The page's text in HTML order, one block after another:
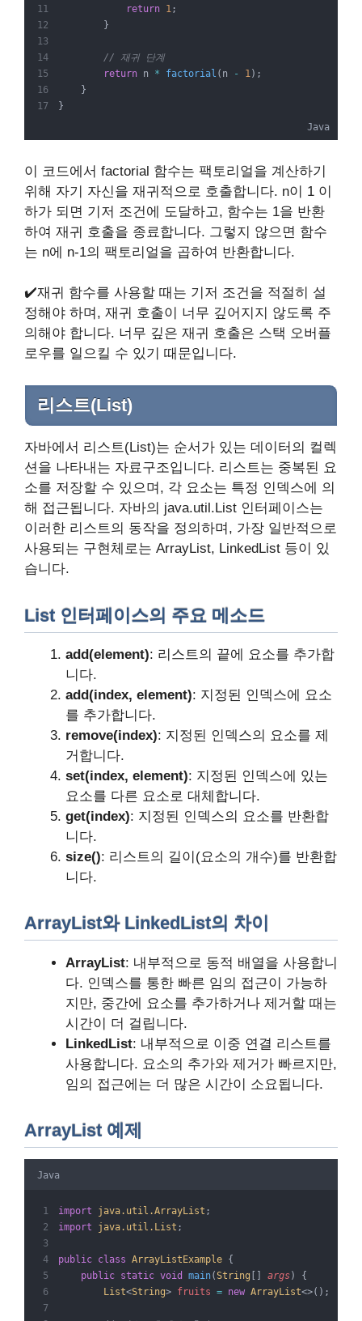
return 1;
        }
// 재귀 단계
return n * factorial (n - 1);
    }
}
Java
이 코드에서 factorial 함수는 팩토리얼을 계산하기
위해 자기 자신을 재귀적으로 호출합니다. n이 1 이
하가 되면 기저 조건에 도달하고, 함수는 1을 반환
하여 재귀 호출을 종료합니다. 그렇지 않으면 함수
는 n에 n-1의 팩토리얼을 곱하여 반환합니다.
✔️재귀 함수를 사용할 때는 기저 조건을 적절히 설
정해야 하며, 재귀 호출이 너무 깊어지지 않도록 주
의해야 합니다. 너무 깊은 재귀 호출은 스택 오버플
로우를 일으킬 수 있기 때문입니다.
리스트(List)
자바에서 리스트(List)는 순서가 있는 데이터의 컬렉
션을 나타내는 자료구조입니다. 리스트는 중복된 요
소를 저장할 수 있으며, 각 요소는 특정 인덱스에 의
해 접근됩니다. 자바의 java.util.List 인터페이스는
이러한 리스트의 동작을 정의하며, 가장 일반적으로
사용되는 구현체로는 ArrayList, LinkedList 등이 있
습니다.
List 인터페이스의 주요 메소드
add(element): 리스트의 끝에 요소를 추가합
니다.
add(index, element): 지정된 인덱스에 요소
를 추가합니다.
remove(index): 지정된 인덱스의 요소를 제
거합니다.
set(index, element): 지정된 인덱스에 있는
요소를 다른 요소로 대체합니다.
get(index): 지정된 인덱스의 요소를 반환합
니다.
size(): 리스트의 길이(요소의 개수)를 반환합
니다.
ArrayList와 LinkedList의 차이
ArrayList: 내부적으로 동적 배열을 사용합니
다. 인덱스를 통한 빠른 임의 접근이 가능하
지만, 중간에 요소를 추가하거나 제거할 때는
시간이 더 걸립니다.
LinkedList: 내부적으로 이중 연결 리스트를
사용합니다. 요소의 추가와 제거가 빠르지만,
임의 접근에는 더 많은 시간이 소요됩니다.
ArrayList 예제
Java
import java.util.ArrayList ;
import
java.util.List ;
public class ArrayListExample {
public static void main(String [] args)
{
List<String> fruits = new ArrayList<>();